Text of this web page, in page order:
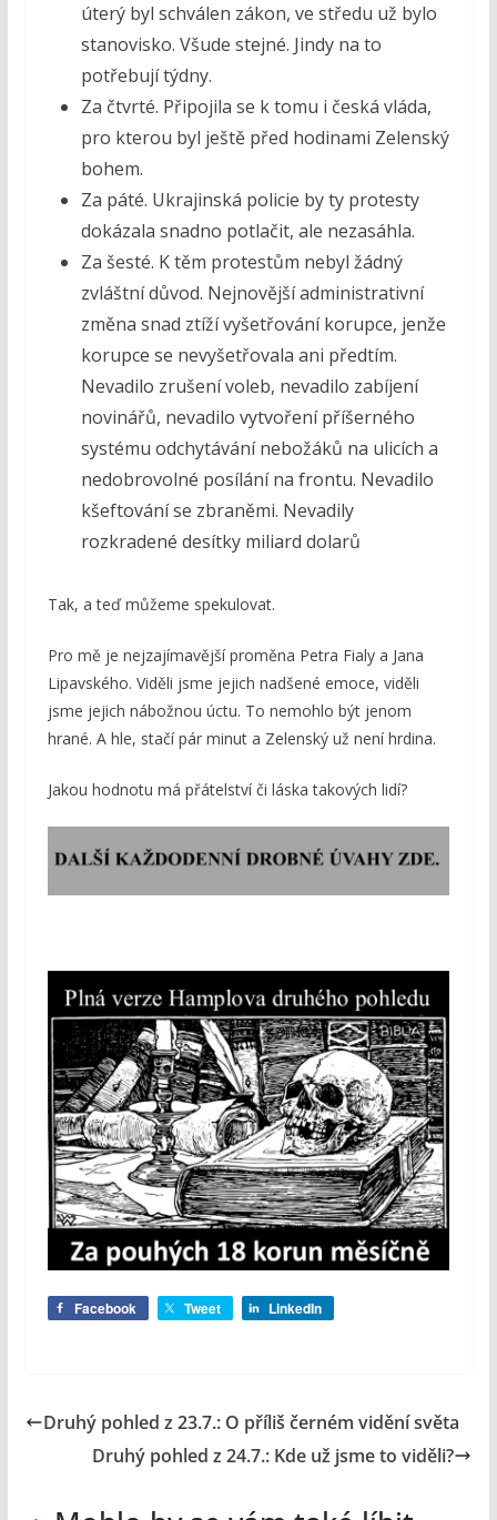
úterý byl schválen zákon, ve středu už bylo
stanovisko. Všude stejné. Jindy na to
potřebují týdny.
Za čtvrté. Připojila se k tomu i česká vláda,
pro kterou byl ještě před hodinami Zelenský
bohem.
Za páté. Ukrajinská policie by ty protesty
dokázala snadno potlačit, ale nezasáhla.
Za šesté. K těm protestům nebyl žádný
zvláštní důvod. Nejnovější administrativní
změna snad ztíží vyšetřování korupce, jenže
korupce se nevyšetřovala ani předtím.
Nevadilo zrušení voleb, nevadilo zabíjení
novinářů, nevadilo vytvoření příšerného
systému odchytávání nebožáků na ulicích a
nedobrovolné posílání na frontu. Nevadilo
kšeftování se zbraněmi. Nevadily
rozkradené desítky miliard dolarů
Tak, a teď můžeme spekulovat.
Pro mě je nejzajímavější proměna Petra Fialy a Jana
Lipavského. Viděli jsme jejich nadšené emoce, viděli
jsme jejich nábožnou úctu. To nemohlo být jenom
hrané. A hle, stačí pár minut a Zelenský už není hrdina.
Jakou hodnotu má přátelství či láska takových lidí?
Facebook Tweet LinkedIn
Druhý pohled z 23.7.: O příliš černém vidění světa
Druhý pohled z 24.7.: Kde už jsme to viděli?